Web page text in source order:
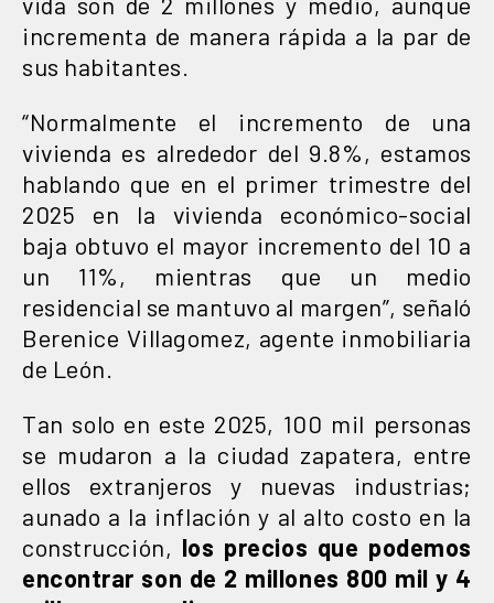
incrementa de manera rápida a la par de
sus habitantes.
“Normalmente el incremento de una
vivienda es alrededor del 9.8%, estamos
hablando que en el primer trimestre del
2025 en la vivienda económico-social
baja obtuvo el mayor incremento del 10 a
un 11%, mientras que un medio
residencial se mantuvo al margen”, señaló
Berenice Villagomez, agente inmobiliaria
de León.
Tan solo en este 2025, 100 mil personas
se mudaron a la ciudad zapatera, entre
ellos extranjeros y nuevas industrias;
aunado a la inflación y al alto costo en la
construcción, los precios que podemos
encontrar son de 2 millones 800 mil y 4